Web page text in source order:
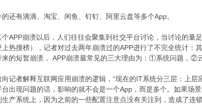
还有滴滴、淘宝、闲鱼、钉钉、阿里云盘等多个App。
APP崩溃以后，人们往往会聚集到社交平台讨论，当讨论的量
热搜榜），记者对过去两年崩溃过的APP进行了不完全统计
的短暂崩溃， APP崩溃最常见的三大理由为：①系统问题，②
记者解释互联网应用崩溃的逻辑，“现在的IT系统分三层：上
出现问题的话，影响的就不会是一个App，而是多个。如果场
产系统上，因为之前的一些配置注意点没有关注到，造成了连